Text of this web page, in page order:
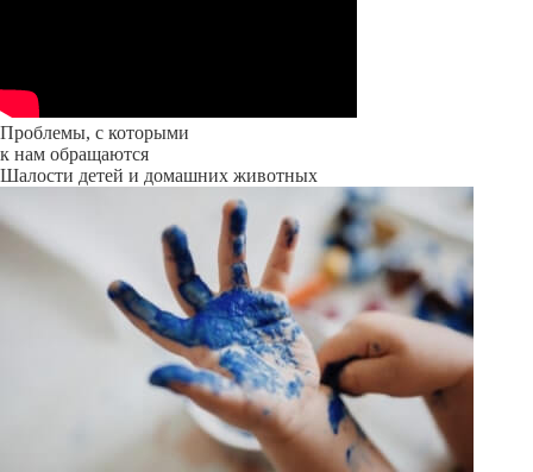
Проблемы, с которыми
к нам обращаются
Шалости детей и домашних животных